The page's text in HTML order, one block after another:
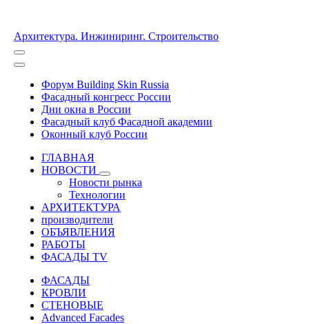
Архитектура. Инжиниринг. Строительство
Форум Building Skin Russia
Фасадный конгресс России
Дни окна в России
Фасадный клуб Фасадной академии
Оконный клуб России
ГЛАВНАЯ
НОВОСТИ
Новости рынка
Технологии
АРХИТЕКТУРА
производители
ОБЪЯВЛЕНИЯ
РАБОТЫ
ФАСАДЫ TV
ФАСАДЫ
КРОВЛИ
СТЕНОВЫЕ
Advanced Facades